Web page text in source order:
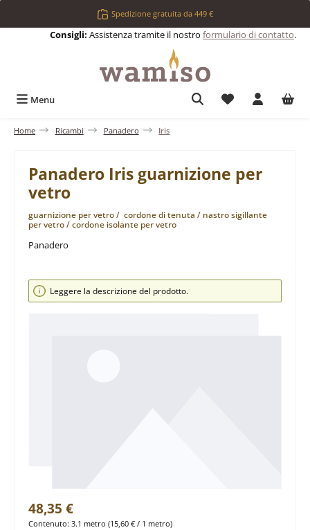
Passa al contenuto principaleSpedizione gratuita da 449 €
Consigli: Assistenza tramite il nostro formulario di contatto.
Menu Hai 0 articoli
Home Ricambi Panadero Iris
Panadero Iris guarnizione per
vetro
guarnizione per vetro / cordone di tenuta / nastro sigillante
per vetro / cordone isolante per vetro
Panadero
Salta la galleria di immagini
Leggere la descrizione del prodotto.
Prezzo normale:
48,35 €
Contenuto: 3.1 metro (15,60 € / 1 metro)